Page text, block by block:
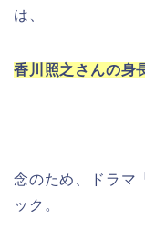
は、
香川照之さんの身
念のため、ドラマ
ック。